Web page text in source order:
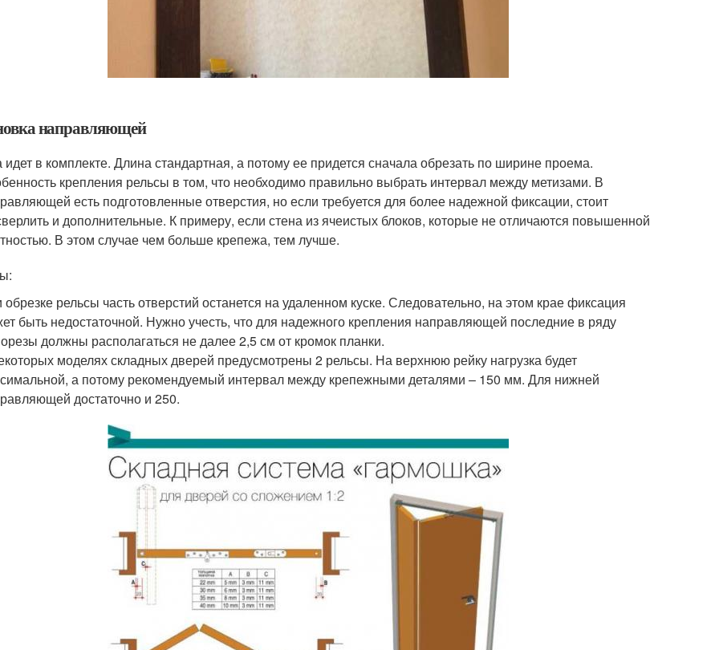
направляющей
в комплекте. Длина стандартная, а потому ее придется сначала обрезать по ширине проема.
крепления рельсы в том, что необходимо правильно выбрать интервал между метизами. В
есть подготовленные отверстия, но если требуется для более надежной фиксации, стоит
и дополнительные. К примеру, если стена из ячеистых блоков, которые не отличаются повышенной
В этом случае чем больше крепежа, тем лучше.
рельсы часть отверстий останется на удаленном куске. Следовательно, на этом крае фиксация
быть недостаточной. Нужно учесть, что для надежного крепления направляющей последние в ряду
должны располагаться не далее 2,5 см от кромок планки.
моделях складных дверей предусмотрены 2 рельсы. На верхнюю рейку нагрузка будет
а потому рекомендуемый интервал между крепежными деталями – 150 мм. Для нижней
достаточно и 250.